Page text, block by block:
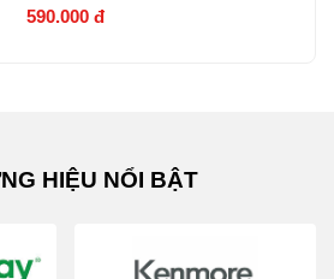
590.000 đ
HIỆU NỔI BẬT